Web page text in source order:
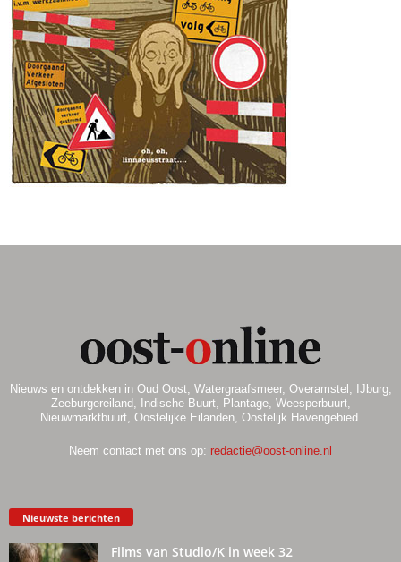
Nieuws en ontdekken in Oud Oost, Watergraafsmeer, Overamstel, IJburg,
Zeeburgereiland, Indische Buurt, Plantage, Weesperbuurt,
Nieuwmarktbuurt, Oostelijke Eilanden, Oostelijk Havengebied.
Neem contact met ons op: redactie@oost-online.nl
Nieuwste berichten
Films van Studio/K in week 32